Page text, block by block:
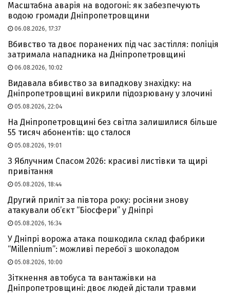
Масштабна аварія на водогоні: як забезпечують
водою громади Дніпропетровщини
06.08.2026, 17:37
Вбивство та двоє поранених під час застілля: поліція
затримала нападника на Дніпропетровщині
06.08.2026, 10:02
Видавала вбивство за випадкову знахідку: на
Дніпропетровщині викрили підозрювану у злочині
05.08.2026, 22:04
На Дніпропетровщині без світла залишилися більше
55 тисяч абонентів: що сталося
05.08.2026, 19:01
З Яблучним Спасом 2026: красиві листівки та щирі
привітання
05.08.2026, 18:44
Другий приліт за півтора року: росіяни знову
атакували об’єкт “Біосфери” у Дніпрі
05.08.2026, 16:34
У Дніпрі ворожа атака пошкодила склад фабрики
“Millennium”: можливі перебої з шоколадом
05.08.2026, 10:00
Зіткнення автобуса та вантажівки на
Дніпропетровщині: двоє людей дістали травми